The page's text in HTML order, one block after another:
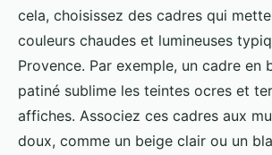
cela, choisissez des cadres qui
couleurs chaudes et lumineuses
Provence. Par exemple, un cadre en
patiné sublime les teintes ocres et
affiches. Associez ces cadres aux
doux, comme un beige clair ou un